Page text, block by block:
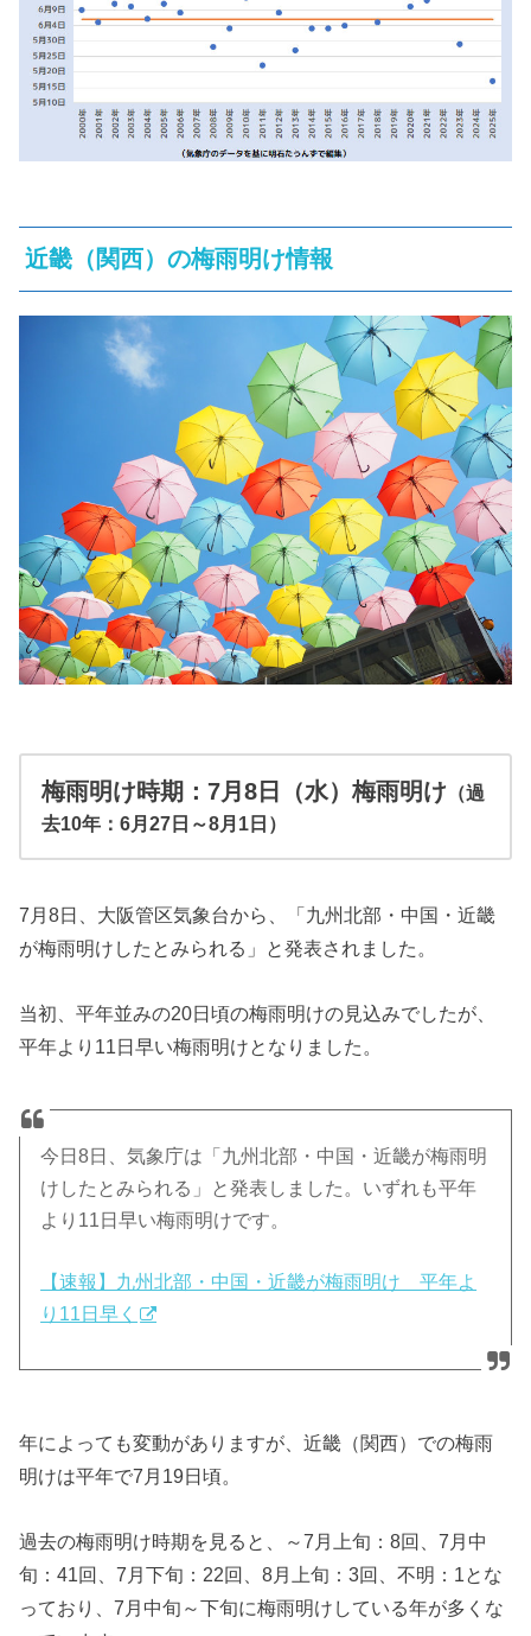
近畿（関西）の梅雨明け情報
梅雨明け時期：7月8日（水）梅雨明け （過
去10年：6月27日～8月1日）
7月8日、大阪管区気象台から、「九州北部・中国・近畿
が梅雨明けしたとみられる」と発表されました。
当初、平年並みの20日頃の梅雨明けの見込みでしたが、
平年より11日早い梅雨明けとなりました。
今日8日、気象庁は「九州北部・中国・近畿が梅雨明
けしたとみられる」と発表しました。いずれも平年
より11日早い梅雨明けです。
【速報】九州北部・中国・近畿が梅雨明け 平年よ
り11日早く
年によっても変動がありますが、近畿（関西）での梅雨
明けは平年で7月19日頃。
過去の梅雨明け時期を見ると、～7月上旬：8回、7月中
旬：41回、7月下旬：22回、8月上旬：3回、不明：1とな
っており、7月中旬～下旬に梅雨明けしている年が多くな